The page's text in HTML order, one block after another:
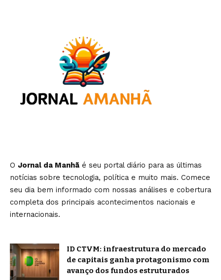
O Jornal da Manhã é seu portal diário para as últimas
notícias sobre tecnologia, política e muito mais. Comece
seu dia bem informado com nossas análises e cobertura
completa dos principais acontecimentos nacionais e
internacionais.
ID CTVM: infraestrutura do mercado
de capitais ganha protagonismo com
avanço dos fundos estruturados